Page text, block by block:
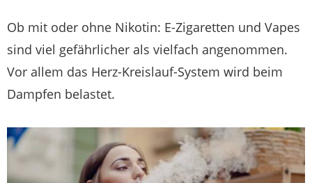
Ob mit oder ohne Nikotin: E-Zigaretten und Vapes
sind viel gefährlicher als vielfach angenommen.
Vor allem das Herz-Kreislauf-System wird beim
Dampfen belastet.